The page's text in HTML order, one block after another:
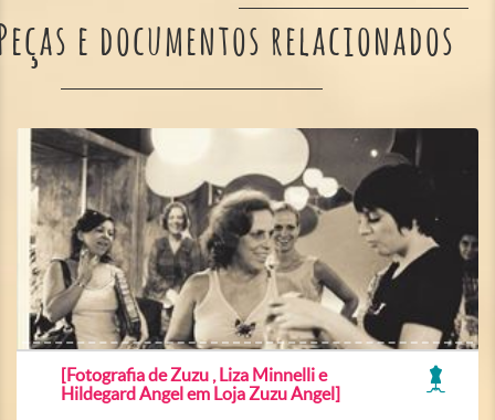
e documentos relacionados
[Fotografia de Zuzu , Liza Minnelli e
Hildegard Angel em Loja Zuzu Angel]